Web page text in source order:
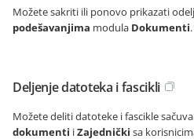
Možete sakriti ili ponovo prikazati
podešavanjima modula Dokumenti.
Deljenje datoteka i fascikli
Možete deliti datoteke i fascikle
dokumenti iZajednički sa